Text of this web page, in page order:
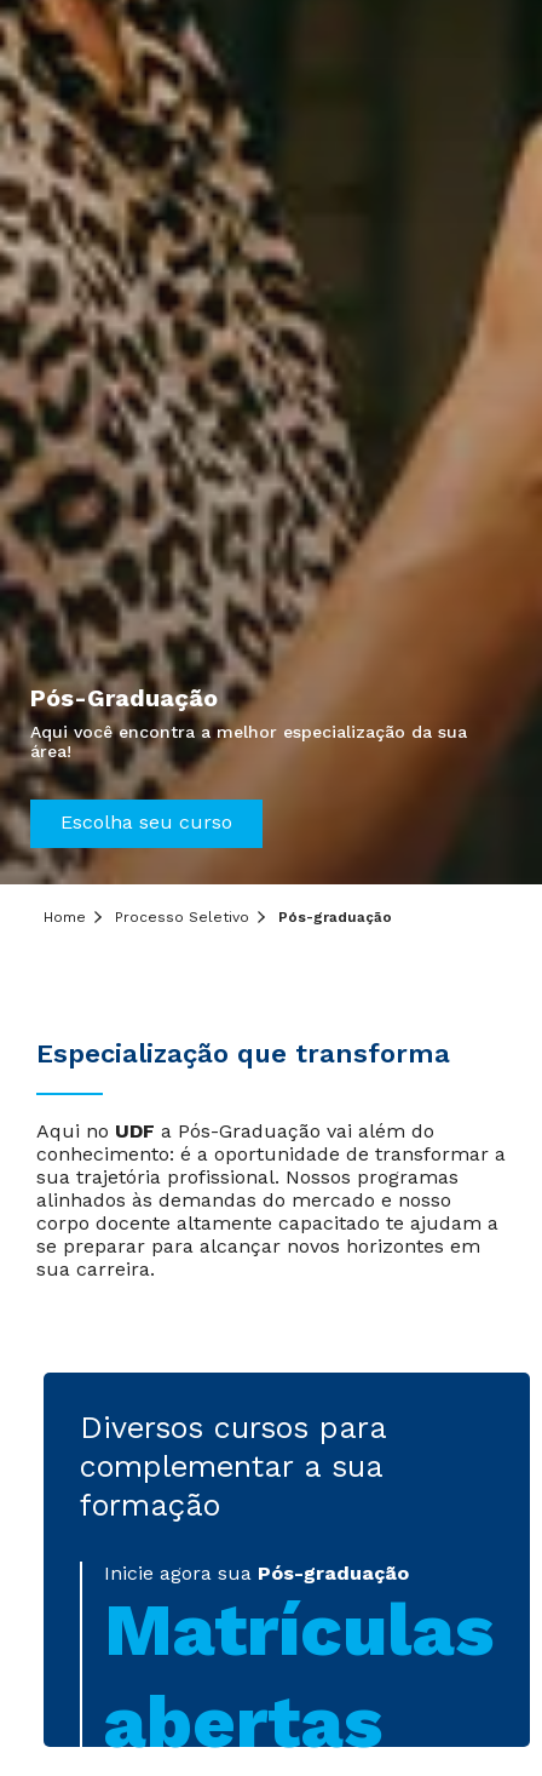
Pós-Graduação
Aqui você encontra a melhor especialização da sua
área!
Escolha seu curso
Home Processo Seletivo Pós-graduação
Especialização que transforma
Aqui no UDF a Pós-Graduação vai além do
conhecimento: é a oportunidade de transformar a
sua trajetória profissional. Nossos programas
alinhados às demandas do mercado e nosso
corpo docente altamente capacitado te ajudam a
se preparar para alcançar novos horizontes em
sua carreira.
Diversos cursos para
complementar a sua
formação
Inicie agora sua Pós-graduação
Matrículas
abertas